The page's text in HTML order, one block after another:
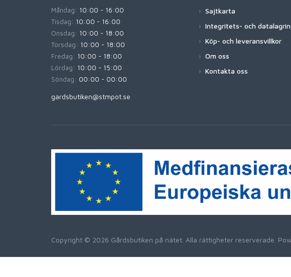
Måndag: 10:00 - 16:00
Tisdag: 10:00 - 16:00
Onsdag: 10:00 - 18:00
Torsdag: 10:00 - 18:00
Fredag: 10:00 - 18:00
Lördag: 10:00 - 15:00
Söndag: 00:00 - 00:00
gardsbutiken@stmpot.se
Sajtkarta
Integritets- och
Köp- och leveransvillkor
Om oss
Kontakta oss
Copyright © 2026 Gårdsbutiken på nätet. Alla rättigheter reserverade.